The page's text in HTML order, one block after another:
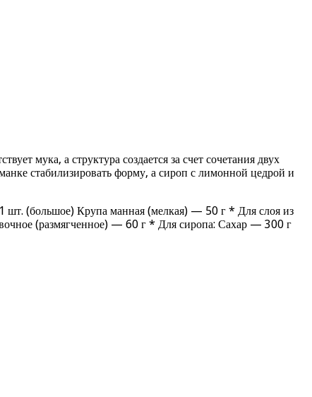
мука, а структура создается за счет сочетания двух
стабилизировать форму, а сироп с лимонной цедрой и
(большое) Крупа манная (мелкая) — 50 г * Для слоя из
(размягченное) — 60 г * Для сиропа: Сахар — 300 г